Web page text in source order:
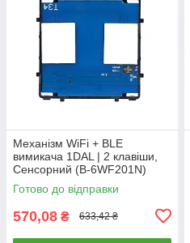
Механізм WiFi + BLE
вимикача 1DAL | 2 клавіши,
Сенсорний (B-6WF201N)
Готово до відправки
570,08 ₴ 633,42 ₴